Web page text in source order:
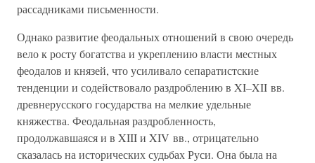
рассадниками письменности.
Однако развитие феодальных отношений в свою очередь
вело к росту богатства и укреплению власти местных
феодалов и князей, что усиливало сепаратистские
тенденции и содействовало раздроблению в XI–XII вв.
древнерусского государства на мелкие удельные
княжества. Феодальная раздробленность,
продолжавшаяся и в XIII и XIV вв., отрицательно
сказалась на исторических судьбах Руси. Она была на